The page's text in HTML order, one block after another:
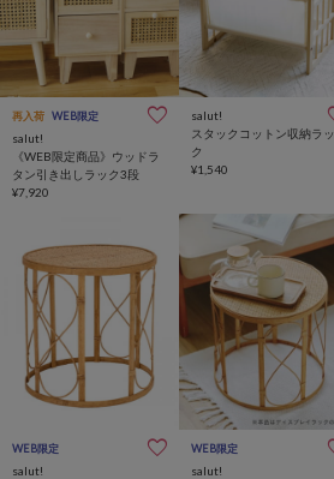
再入荷 WEB限定
salut!
《WEB限定商品》ウッドラ
タン引き出しラック3段
¥7,920
salut!
スタックコットン収納ラッ
ク
¥1,540
WEB限定
salut!
WEB限定
salut!